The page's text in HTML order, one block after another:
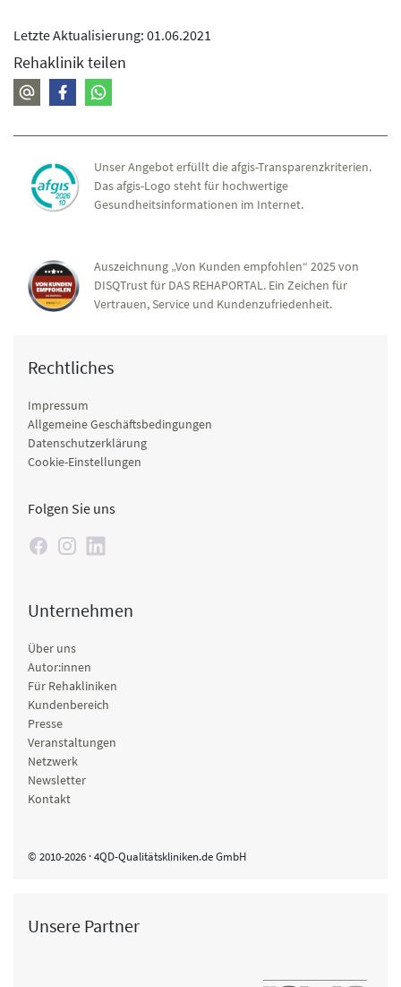
Letzte Aktualisierung: 01.06.2021
Rehaklinik teilen
Unser Angebot erfüllt die afgis-Transparenzkriterien.
Das afgis-Logo steht für hochwertige
Gesundheitsinformationen im Internet.
Auszeichnung „Von Kunden empfohlen“ 2025 von
DISQTrust für DAS REHAPORTAL. Ein Zeichen für
Vertrauen, Service und Kundenzufriedenheit.
Rechtliches
Impressum
Allgemeine Geschäftsbedingungen
Datenschutzerklärung
Cookie-Einstellungen
Folgen Sie uns
Unternehmen
Über uns
Autor:innen
Für Rehakliniken
Kundenbereich
Presse
Veranstaltungen
Netzwerk
Newsletter
Kontakt
© 2010-2026 · 4QD-Qualitätskliniken.de GmbH
Unsere Partner